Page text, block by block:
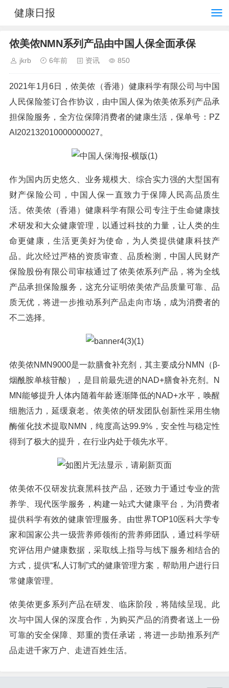
健康日报
侬美侬NMN系列产品由中国人保全面承保
jkrb 6年前 资讯 850
2021年1月6日，侬美侬（香港）健康科学有限公司与中国
人民保险签订合作协议，由中国人保为侬美侬系列产品承
担保险服务，全方位保障消费者的健康生活，保单号：PZ
AI202132010000000027。
作为国内历史悠久、业务规模大、综合实力强的大型国有
财产保险公司，中国人保一直致力于保障人民高品质生
活。侬美侬（香港）健康科学有限公司专注于生命健康技
术研发和大众健康管理，以通过科技的力量，让人类的生
命更健康，生活更美好为使命，为人类提供健康科技产
品。此次经过严格的资质审查、品质检测，中国人民财产
保险股份有限公司审核通过了侬美侬系列产品，将为全线
产品承担保险服务，这充分证明侬美侬产品质量可靠、品
质无优，将进一步推动系列产品走向市场，成为消费者的
不二选择。
侬美侬NMN9000是一款膳食补充剂，其主要成分NMN（β-
烟酰胺单核苷酸），是目前最先进的NAD+膳食补充剂。N
MN能够提升人体内随着年龄逐渐降低的NAD+水平，唤醒
细胞活力，延缓衰老。侬美侬的研发团队创新性采用生物
酶催化技术提取NMN，纯度高达99.9%，安全性与稳定性
得到了极大的提升，在行业内处于领先水平。
侬美侬不仅研发抗衰黑科技产品，还致力于通过专业的营
养学、现代医学服务，构建一站式大健康平台，为消费者
提供科学有效的健康管理服务。由世界TOP10医科大学专
家和国家公共一级营养师领衔的营养师团队，通过科学研
究评估用户健康数据，采取线上指导与线下服务相结合的
方式，提供“私人订制”式的健康管理方案，帮助用户进行日
常健康管理。
侬美侬更多系列产品在研发、临床阶段，将陆续呈现。此
次与中国人保的深度合作，为购买产品的消费者送上一份
可靠的安全保障、郑重的责任承诺，将进一步助推系列产
品走进千家万户、走进百姓生活。